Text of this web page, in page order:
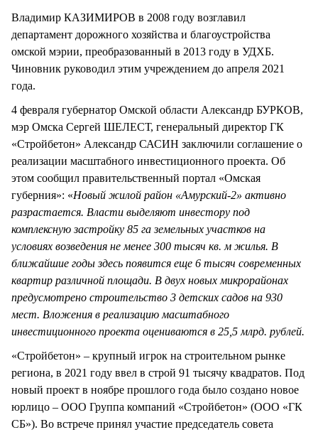
Владимир КАЗИМИРОВ в 2008 году возглавил
департамент дорожного хозяйства и благоустройства
омской мэрии, преобразованный в 2013 году в УДХБ.
Чиновник руководил этим учреждением до апреля 2021
года.
4 февраля губернатор Омской области Александр БУРКОВ,
мэр Омска Сергей ШЕЛЕСТ, генеральный директор ГК
«Стройбетон» Александр САСИН заключили соглашение о
реализации масштабного инвестиционного проекта. Об
этом сообщил правительственный портал «Омская
губерния»: «Новый жилой район «Амурский-2» активно
разрастается. Власти выделяют инвестору под
комплексную застройку 85 га земельных участков на
условиях возведения не менее 300 тысяч кв. м жилья. В
ближайшие годы здесь появится еще 6 тысяч современных
квартир различной площади. В двух новых микрорайонах
предусмотрено строительство 3 детских садов на 930
мест. Вложения в реализацию масштабного
инвестиционного проекта оцениваются в 25,5 млрд. рублей.
«Стройбетон» – крупный игрок на строительном рынке
региона, в 2021 году ввел в строй 91 тысячу квадратов. Под
новый проект в ноябре прошлого года было создано новое
юрлицо – ООО Группа компаний «Стройбетон» (ООО «ГК
СБ»). Во встрече принял участие председатель совета